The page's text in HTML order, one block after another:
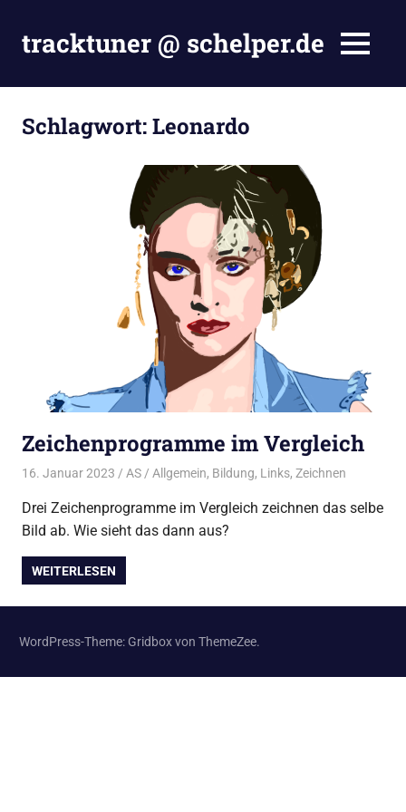
Inhalt
springen
tracktuner @ schelper.de
is
my
MENÜ
Schlagwort:Leonardo
Zeichenprogramme im Vergleich
16. Januar 2023 AS Allgemein, Bildung, Links, Zeichnen
Drei Zeichenprogramme im Vergleich zeichnen das selbe
Bild ab. Wie sieht das dann aus?
WEITERLESEN
WordPress-Theme: Gridbox von ThemeZee.